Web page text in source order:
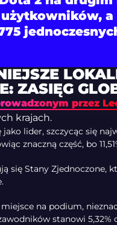
a
ZASIĘG
przez
krajach.
jako lider, szczycąc się
znaczną część, bo
się Stany Zjednoczone,
na podium,
stanowi 5,32%